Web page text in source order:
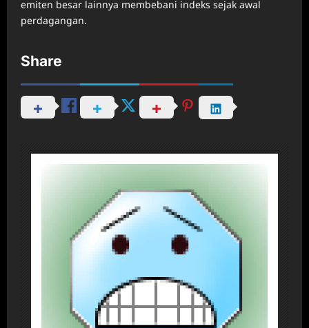
emiten besar lainnya membebani indeks sejak awal
perdagangan.
Share